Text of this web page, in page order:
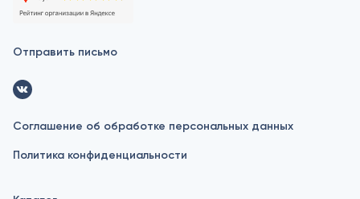
Отправить письмо
Соглашение об обработке персональных данных
Политика конфиденциальности